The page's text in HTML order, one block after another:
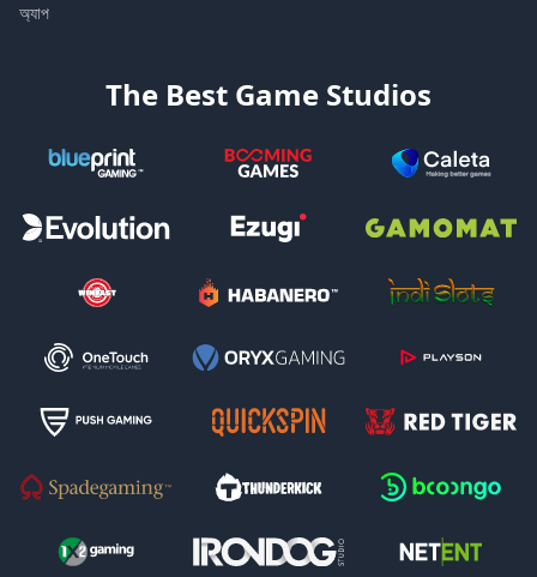
অ্যাপ
The Best Game Studios